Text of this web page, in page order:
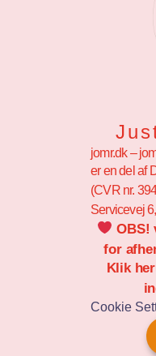
jomr.dk –
er en del af
(CVR nr.
Servicevej
OBS!
for
Klik
Cookie